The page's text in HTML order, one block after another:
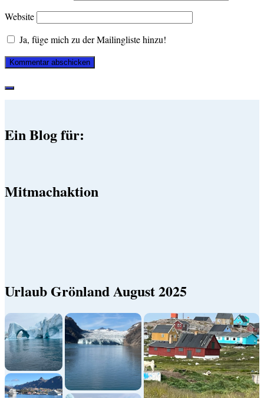
Website
Ja, füge mich zu der Mailingliste hinzu!
Ein Blog für:
Mitmachaktion
Urlaub Grönland August 2025